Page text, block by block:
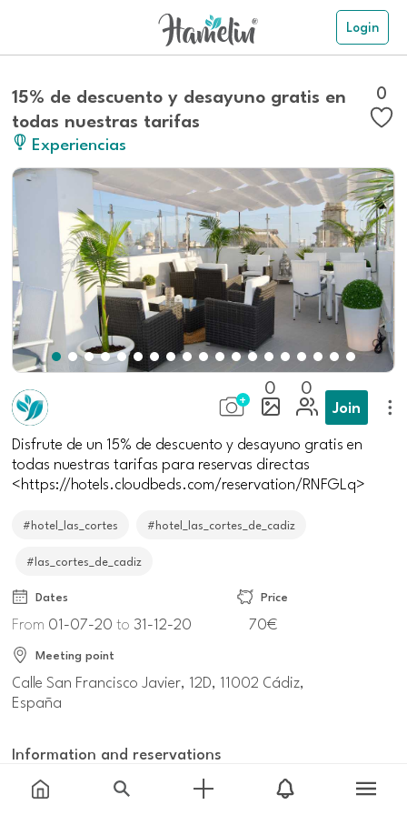
Login
15% de descuento y desayuno gratis en
todas nuestras tarifas
Experiencias
0
0 0
Join
Disfrute de un 15% de descuento y desayuno gratis en
todas nuestras tarifas para reservas directas
<https://hotels.cloudbeds.com/reservation/RNFGLq>
#hotel_las_cortes #hotel_las_cortes_de_cadiz
#las_cortes_de_cadiz
Dates
From 01-07-20to 31-12-20
Price
70€
Meeting point
Calle San Francisco Javier, 12D, 11002 Cádiz,
España
Information and reservations
andalucia.org/cadiz-ofertas-15-de-descuento-y-
desayuno-gratis-en-todas-nuestras-tarifas